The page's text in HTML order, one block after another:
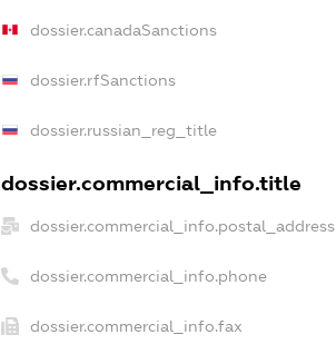
dossier.canadaSanctions
dossier.rfSanctions
dossier.russian_reg_title
dossier.commercial_info.title
dossier.commercial_info.postal_address
dossier.commercial_info.phone
dossier.commercial_info.fax